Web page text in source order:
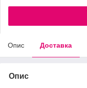
Опис Доставка
Опис